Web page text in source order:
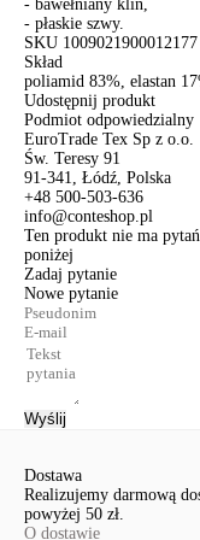
- bawełniany klin,
- płaskie szwy.
SKU 1009021900012177
Skład
poliamid 83%, elastan
Udostępnij produkt
Podmiot odpowiedzialny
EuroTrade Tex Sp z o.o.
Św. Teresy 91
91-341, Łódź, Polska
+48 500-503-636
info@conteshop.pl
Ten produkt nie ma
poniżej
Zadaj pytanie
Nowe pytanie
Wyślij
Dostawa
Realizujemy darmową
powyżej 50 zł.
O dostawie